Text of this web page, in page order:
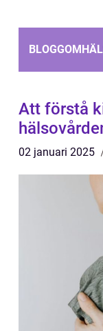
Att förstå
02 januari 2025